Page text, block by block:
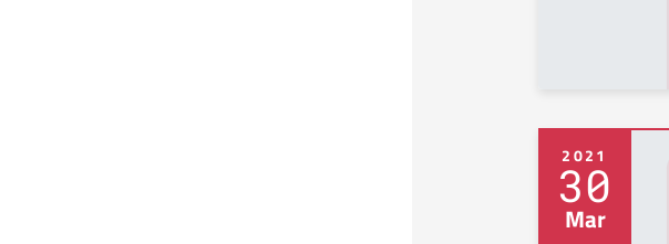
2021
30
Mar